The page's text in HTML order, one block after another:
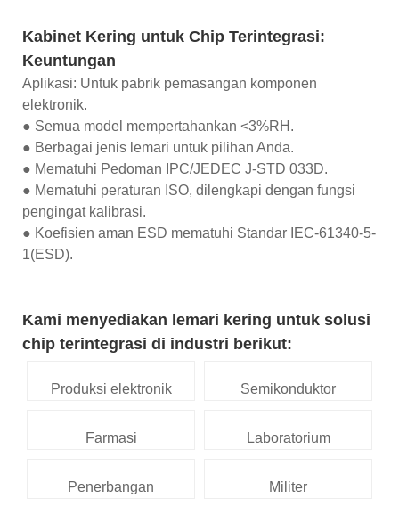
Kabinet Kering untuk Chip Terintegrasi:
Keuntungan
Aplikasi: Untuk pabrik pemasangan komponen
elektronik.
● Semua model mempertahankan <3%RH.
● Berbagai jenis lemari untuk pilihan Anda.
● Mematuhi Pedoman IPC/JEDEC J-STD 033D.
● Mematuhi peraturan ISO, dilengkapi dengan fungsi
pengingat kalibrasi.
● Koefisien aman ESD mematuhi Standar IEC-61340-5-
1(ESD).
Kami menyediakan lemari kering untuk solusi
chip terintegrasi di industri berikut:
Produksi elektronik Semikonduktor
Farmasi Laboratorium
Penerbangan Militer